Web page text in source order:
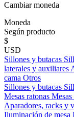
Cambiar moneda
Moneda
Según producto
$
USD
Sillones y butacas
laterales y auxiliares
cama Otros
Sillones y butacas
Mesas ratonas
Aparadores, racks y
Iluminación de mesa